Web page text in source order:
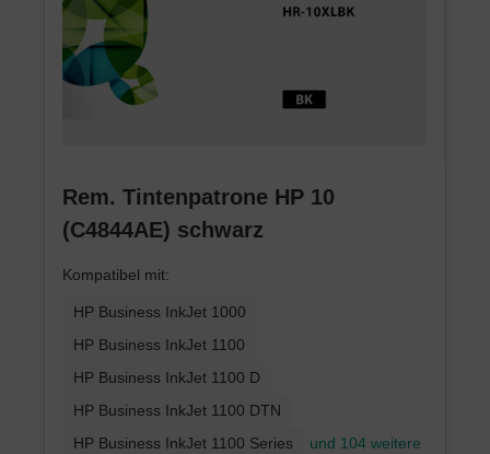
Rem. Tintenpatrone HP 10
(C4844AE) schwarz
Kompatibel mit:
HP Business InkJet 1000
HP Business InkJet 1100
HP Business InkJet 1100 D
HP Business InkJet 1100 DTN
HP Business InkJet 1100 Series
und 104 weitere